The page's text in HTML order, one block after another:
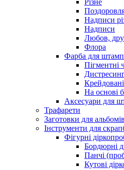
Надписи
Надписи
Любов,
Флора
Фарба для
Пігментні
На основі
Аксесуари для
Трафарети
Заготовки для
Інструменти для
Фігурні
Бордюрні
Панчі
Кутові